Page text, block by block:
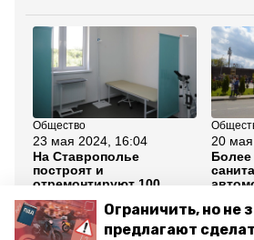
Ограничить, но не
предлагают
Общество
23 мая 2024, 16:04
На Ставрополье
построят и
отремонтируют 100
медучреждений
20